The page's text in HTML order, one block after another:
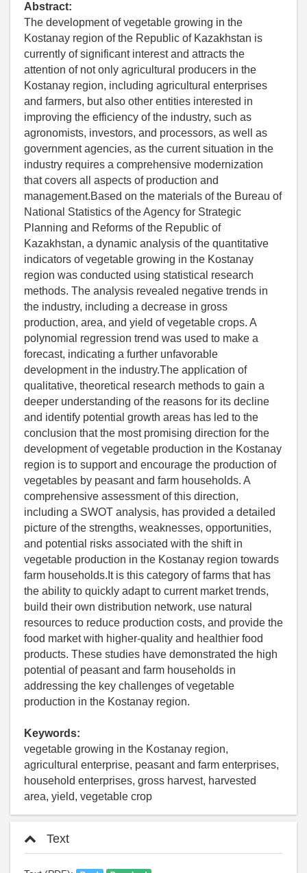
Abstract:
The development of vegetable growing in the
Kostanay region of the Republic of Kazakhstan is
currently of significant interest and attracts the
attention of not only agricultural producers in the
Kostanay region, including agricultural enterprises
and farmers, but also other entities interested in
improving the efficiency of the industry, such as
agronomists, investors, and processors, as well as
government agencies, as the current situation in the
industry requires a comprehensive modernization
that covers all aspects of production and
management.Based on the materials of the Bureau of
National Statistics of the Agency for Strategic
Planning and Reforms of the Republic of
Kazakhstan, a dynamic analysis of the quantitative
indicators of vegetable growing in the Kostanay
region was conducted using statistical research
methods. The analysis revealed negative trends in
the industry, including a decrease in gross
production, area, and yield of vegetable crops. A
polynomial regression trend was used to make a
forecast, indicating a further unfavorable
development in the industry.The application of
qualitative, theoretical research methods to gain a
deeper understanding of the reasons for its decline
and identify potential growth areas has led to the
conclusion that the most promising direction for the
development of vegetable production in the Kostanay
region is to support and encourage the production of
vegetables by peasant and farm households. A
comprehensive assessment of this direction,
including a SWOT analysis, has provided a detailed
picture of the strengths, weaknesses, opportunities,
and potential risks associated with the shift in
vegetable production in the Kostanay region towards
farm households.It is this category of farms that has
the ability to quickly adapt to current market trends,
build their own distribution network, use natural
resources to reduce production costs, and provide the
food market with higher-quality and healthier food
products. These studies have demonstrated the high
potential of peasant and farm households in
addressing the key challenges of vegetable
production in the Kostanay region.
Keywords:
vegetable growing in the Kostanay region,
agricultural enterprise, peasant and farm enterprises,
household enterprises, gross harvest, harvested
area, yield, vegetable crop
Text